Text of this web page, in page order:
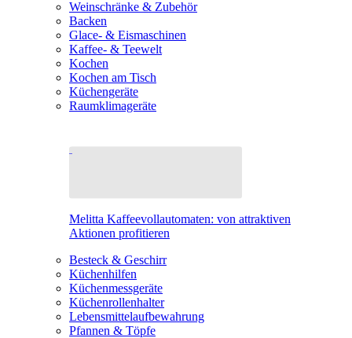
Weinschränke & Zubehör
Backen
Glace- & Eismaschinen
Kaffee- & Teewelt
Kochen
Kochen am Tisch
Küchengeräte
Raumklimageräte
Melitta Kaffeevollautomaten: von attraktiven
Aktionen profitieren
Besteck & Geschirr
Küchenhilfen
Küchenmessgeräte
Küchenrollenhalter
Lebensmittelaufbewahrung
Pfannen & Töpfe